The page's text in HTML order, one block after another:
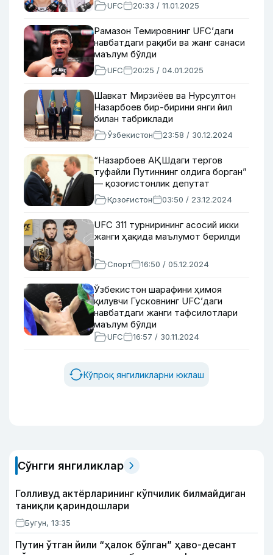
UFC 20:33 / 11.01.2025
Рамазон Темировнинг UFC’даги
навбатдаги рақиби ва жанг санаси
маълум бўлди
UFC 20:25 / 04.01.2025
Шавкат Мирзиёев ва Нурсултон
Назарбоев бир-бирини янги йил
билан табриклади
Ўзбекистон 23:58 / 30.12.2024
“Назарбоев АҚШдаги тергов
туфайли Путиннинг олдига борган”
— қозоғистонлик депутат
Қозоғистон 03:50 / 23.12.2024
UFC 311 турнирининг асосий икки
жанги ҳақида маълумот берилди
Спорт 16:50 / 05.12.2024
Ўзбекистон шарафини ҳимоя
қилувчи Гусковнинг UFC’даги
навбатдаги жанги тафсилотлари
маълум бўлди
UFC 16:57 / 30.11.2024
Кўпроқ янгиликларни юклаш
Сўнгги янгиликлар
Голливуд актёрларининг кўпчилик билмайдиган
таниқли қариндошлари
Бугун, 13:35
Путин ўтган йили “ҳалок бўлган” ҳаво-десант